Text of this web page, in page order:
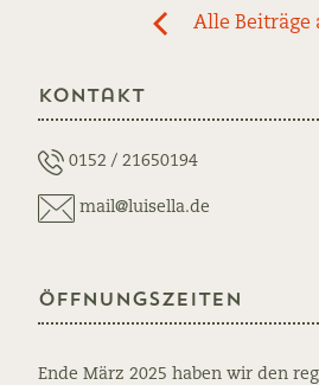
Pomodoro
Alle Beiträge
Kontakt
0152 / 21650194
mail@luisella.de
Öffnungszeiten
Ende März 2025 haben wir den